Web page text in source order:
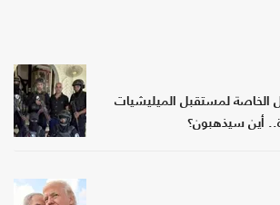
الخاصة لمستقبل الميليشيات
أين سيذهبون؟